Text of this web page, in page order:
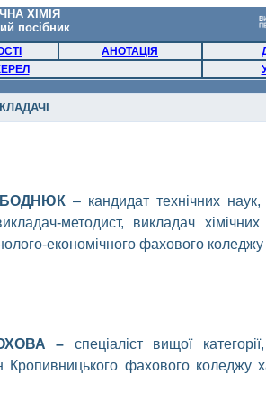
ХІМІЯ
посібник
АНОТАЦІЯ
– кандидат технічних наук,
методист, викладач хімічних
економічного фахового коледжу
– спеціаліст вищої
Кропивницького фахового коледжу